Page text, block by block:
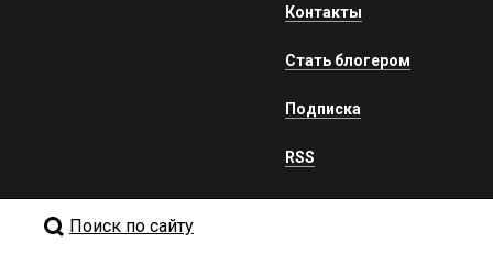
Контакты
Стать блогером
Подписка
RSS
Поиск по сайту